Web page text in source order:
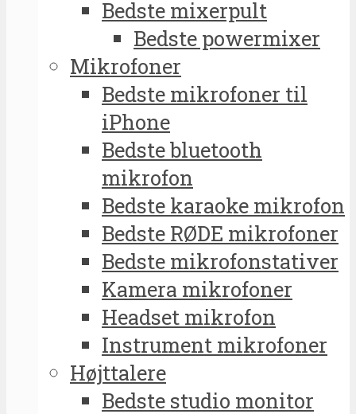
Bedste mixerpult
Bedste powermixer
Mikrofoner
Bedste mikrofoner til
iPhone
Bedste bluetooth
mikrofon
Bedste karaoke mikrofon
Bedste RØDE mikrofoner
Bedste mikrofonstativer
Kamera mikrofoner
Headset mikrofon
Instrument mikrofoner
Højttalere
Bedste studio monitor